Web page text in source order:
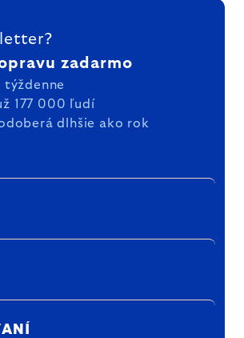
zadarmo
týždenne
177 000 ľudí
dlhšie ako rok